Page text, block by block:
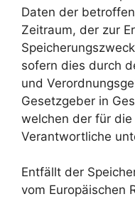
Daten der
Zeitraum, der zur
sofern dies durch
und
Gesetzgeber in
welchen der für
Verantwortliche
Entfällt der
vom Europäischen